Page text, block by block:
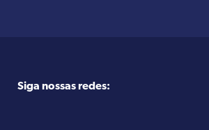
Siga nossas redes: